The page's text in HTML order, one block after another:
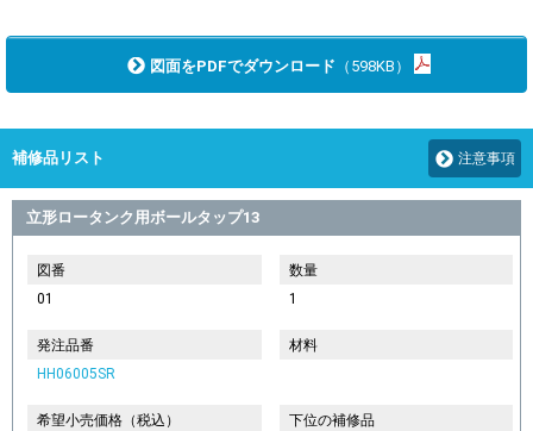
図面をPDFでダウンロード （598KB）
補修品リスト 注意事項
立形ロータンク用ボールタップ13
図番
01
数量
1
発注品番
HH06005SR
材料
希望小売価格（税込）
下位の補修品